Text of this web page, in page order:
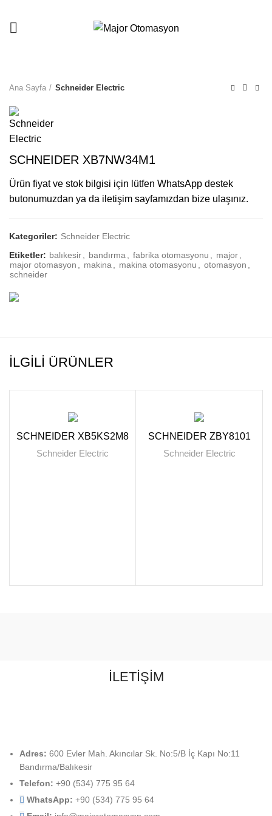
Ana Sayfa Schneider Electric
SCHNEIDER XB7NW34M1
Ürün fiyat ve stok bilgisi için lütfen WhatsApp destek
butonumuzdan ya da iletişim sayfamızdan bize ulaşınız.
Kategoriler: Schneider Electric
Etiketler: balıkesir bandırma fabrika otomasyonu major
major otomasyon
makina makina otomasyonu otomasyon
schneider
İLGILI ÜRÜNLER
SCHNEIDER XB5KS2M8
Schneider Electric
SCHNEIDER ZBY8101
Schneider Electric
İLETİŞİM
Adres: 600 Evler Mah. Akıncılar Sk. No:5/B İç Kapı No:11
Bandırma/Balıkesir
Telefon: +90 (534) 775 95 64
WhatsApp: +90 (534) 775 95 64